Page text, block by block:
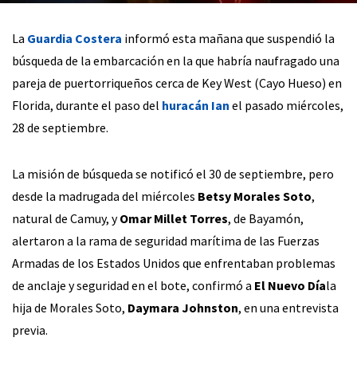
La Guardia Costera informó esta mañana que suspendió la
búsqueda de la embarcación en la que habría naufragado una
pareja de puertorriqueños cerca de Key West (Cayo Hueso) en
Florida, durante el paso del huracán Ian el pasado miércoles,
28 de septiembre.
La misión de búsqueda se notificó el 30 de septiembre, pero
desde la madrugada del miércoles Betsy Morales Soto,
natural de Camuy, yOmar Millet Torres, de Bayamón,
alertaron a la rama de seguridad marítima de las Fuerzas
Armadas de los Estados Unidos que enfrentaban problemas
de anclaje y seguridad en el bote, confirmó a El Nuevo Díala
hija de Morales Soto, Daymara Johnston, en una entrevista
previa.